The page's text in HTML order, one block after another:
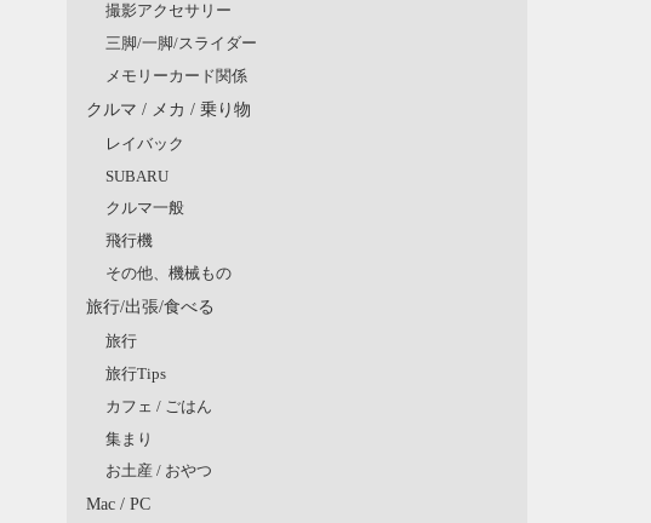
撮影アクセサリー
三脚/一脚/スライダー
メモリーカード関係
クルマ / メカ / 乗り物
レイバック
SUBARU
クルマ一般
飛行機
その他、機械もの
旅行/出張/食べる
旅行
旅行Tips
カフェ / ごはん
集まり
お土産 / おやつ
Mac / PC